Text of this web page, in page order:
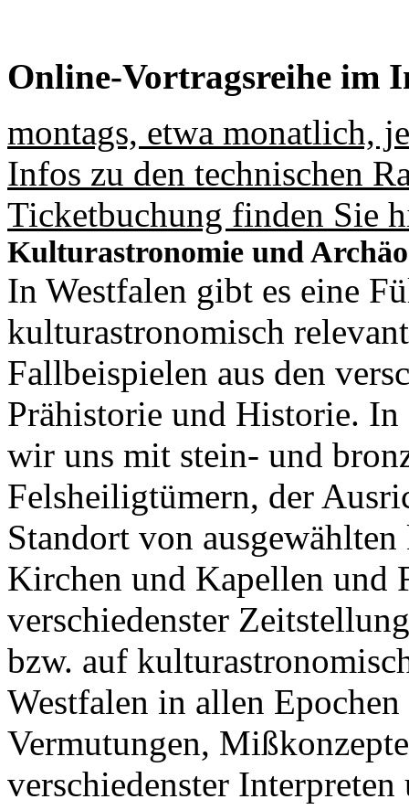
Online-Vortragsreihe im
montags, etwa monatlich,
Infos zu den technischen
Ticketbuchung finden Sie
Kulturastronomie und
In Westfalen gibt es eine
kulturastronomisch
Fallbeispielen aus den
Prähistorie und Historie. In
wir uns mit stein- und
Felsheiligtümern, der
Standort von
Kirchen und Kapellen und
verschiedenster
bzw. auf
Westfalen in allen
Vermutungen,
verschiedenster